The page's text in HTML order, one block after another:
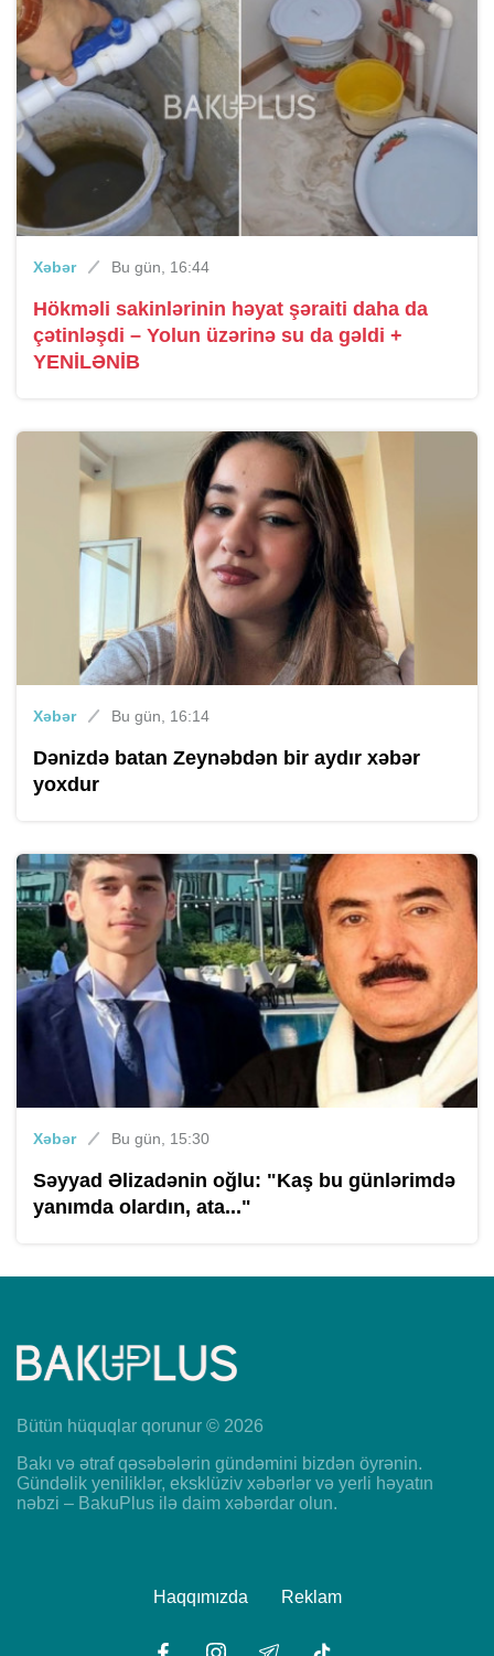
Xəbər Bu gün, 16:44
Hökməli sakinlərinin həyat şəraiti daha da
çətinləşdi – Yolun üzərinə su da gəldi +
YENİLƏNİB
Xəbər Bu gün, 16:14
Dənizdə batan Zeynəbdən bir aydır xəbər
yoxdur
Xəbər Bu gün, 15:30
Səyyad Əlizadənin oğlu: "Kaş bu günlərimdə
yanımda olardın, ata..."
Bütün hüquqlar qorunur © 2026
Bakı və ətraf qəsəbələrin gündəmini bizdən öyrənin.
Gündəlik yeniliklər, eksklüziv xəbərlər və yerli həyatın
nəbzi – BakuPlus ilə daim xəbərdar olun.
Haqqımızda Reklam